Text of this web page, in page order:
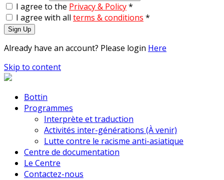
I agree to the Privacy & Policy*
I agree with all terms & conditions *
Sign Up
Already have an account? Please login Here
Skip to content
Bottin
Programmes
Interprète et traduction
Activités inter-générations (À venir)
Lutte contre le racisme anti-asiatique
Centre de documentation
Le Centre
Contactez-nous